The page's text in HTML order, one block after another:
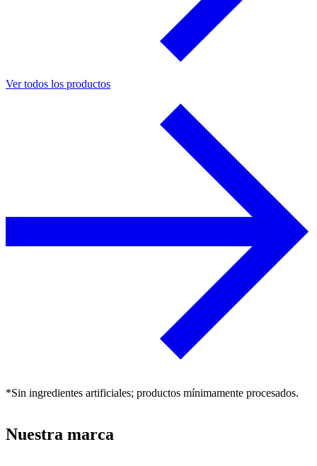
Ver todos los productos
*Sin ingredientes artificiales; productos mínimamente procesados.
Nuestra marca